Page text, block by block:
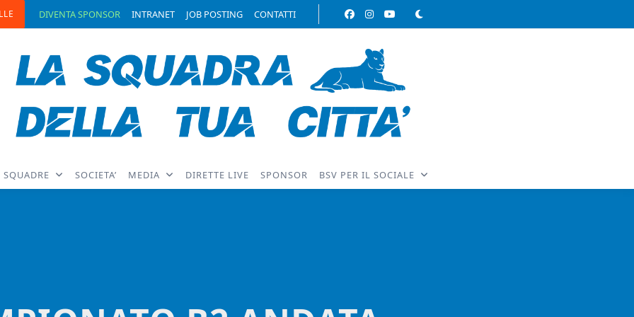
DIVENTA SPONSOR INTRANET JOB POSTING CONTATTI
SQUADRE SOCIETA’ MEDIA DIRETTE LIVE SPONSOR BSV PER IL SOCIALE